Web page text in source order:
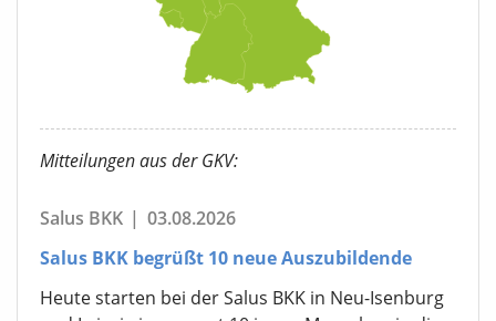
Mitteilungen aus der GKV:
Salus BKK | 03.08.2026
Salus BKK begrüßt 10 neue Auszubildende
Heute starten bei der Salus BKK in Neu-Isenburg